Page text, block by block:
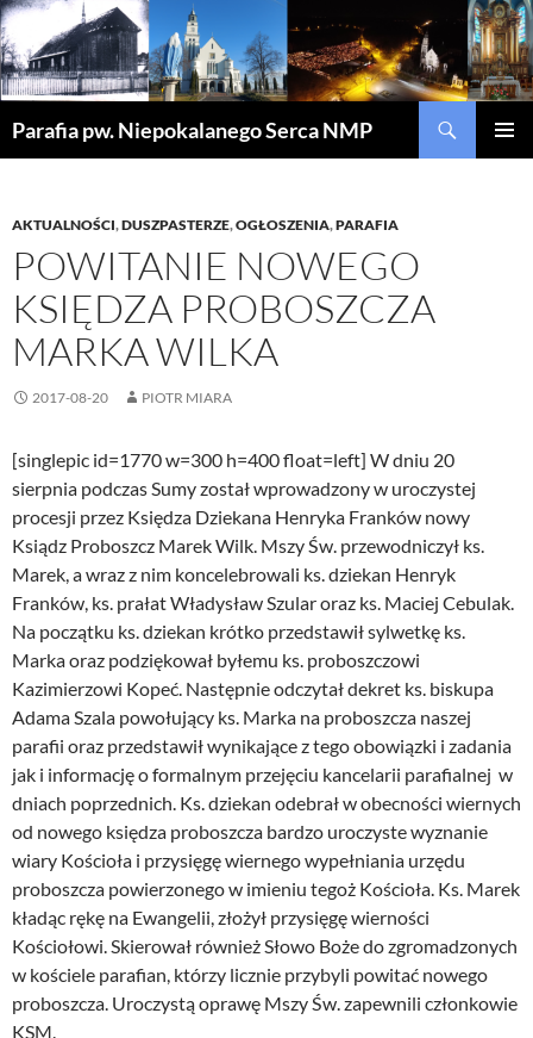
Parafia pw. Niepokalanego Serca NMP
AKTUALNOŚCI,DUSZPASTERZE,OGŁOSZENIA,PARAFIA
POWITANIE NOWEGO
KSIĘDZA PROBOSZCZA
MARKA WILKA
2017-08-20 PIOTR MIARA
[singlepic id=1770 w=300 h=400 float=left] W dniu 20
sierpnia podczas Sumy został wprowadzony w uroczystej
procesji przez Księdza Dziekana Henryka Franków nowy
Ksiądz Proboszcz Marek Wilk. Mszy Św. przewodniczył ks.
Marek, a wraz z nim koncelebrowali ks. dziekan Henryk
Franków, ks. prałat Władysław Szular oraz ks. Maciej Cebulak.
Na początku ks. dziekan krótko przedstawił sylwetkę ks.
Marka oraz podziękował byłemu ks. proboszczowi
Kazimierzowi Kopeć. Następnie odczytał dekret ks. biskupa
Adama Szala powołujący ks. Marka na proboszcza naszej
parafii oraz przedstawił wynikające z tego obowiązki i zadania
jak i informację o formalnym przejęciu kancelarii parafialnej w
dniach poprzednich. Ks. dziekan odebrał w obecności wiernych
od nowego księdza proboszcza bardzo uroczyste wyznanie
wiary Kościoła i przysięgę wiernego wypełniania urzędu
proboszcza powierzonego w imieniu tegoż Kościoła. Ks. Marek
kładąc rękę na Ewangelii, złożył przysięgę wierności
Kościołowi. Skierował również Słowo Boże do zgromadzonych
w kościele parafian, którzy licznie przybyli powitać nowego
proboszcza. Uroczystą oprawę Mszy Św. zapewnili członkowie
KSM.